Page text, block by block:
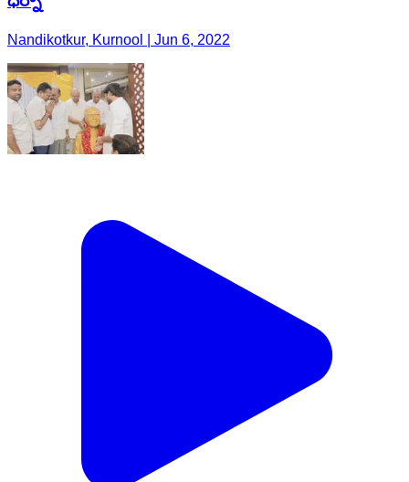
నందికొట్కూరు: పట్టణంలో టీడీపీ నియోజకవర్గ క్లస్టర్